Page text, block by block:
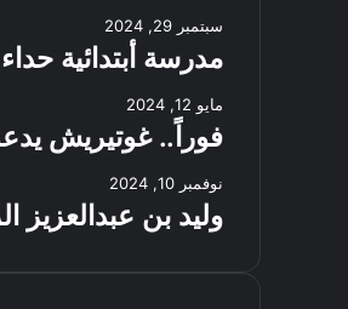
سبتمبر 29, 2024
مدرسة أبتدائية
مايو 12, 2024
فوراً.. غوتيريش
نوفمبر 10, 2024
وليد بن عبدالعزيز